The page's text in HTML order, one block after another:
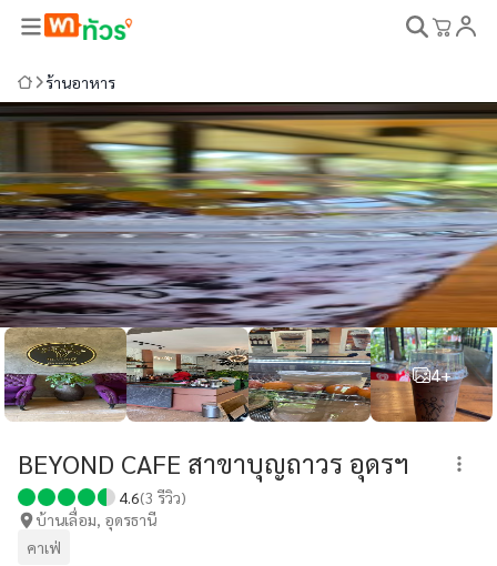
ร้านอาหาร
4+
BEYOND CAFE สาขาบุญถาวร อุดรฯ
4.6(3 รีวิว)
บ้านเลื่อม, อุดรธานี
คาเฟ่